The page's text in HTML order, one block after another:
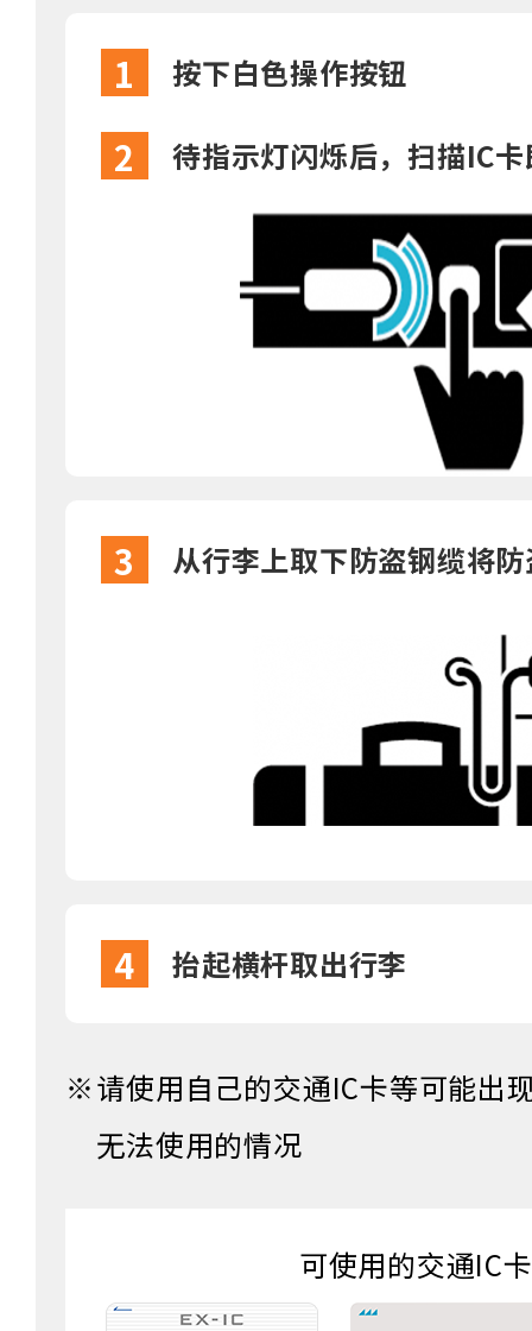
1 按下白色操作按钮
2 待指示灯闪烁后，扫描IC
3 从行李上取下防盗钢缆将
4 抬起横杆取出行李
请使用自己的交通IC卡等可能出
无法使用的情况
可使用的交通IC